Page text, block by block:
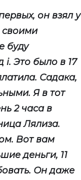
он взял у
своими
буду
i. Это было в 17
Садака,
Я в тот
2 часа в
Лялиза.
Вот вам
деньги, 11
Он даже